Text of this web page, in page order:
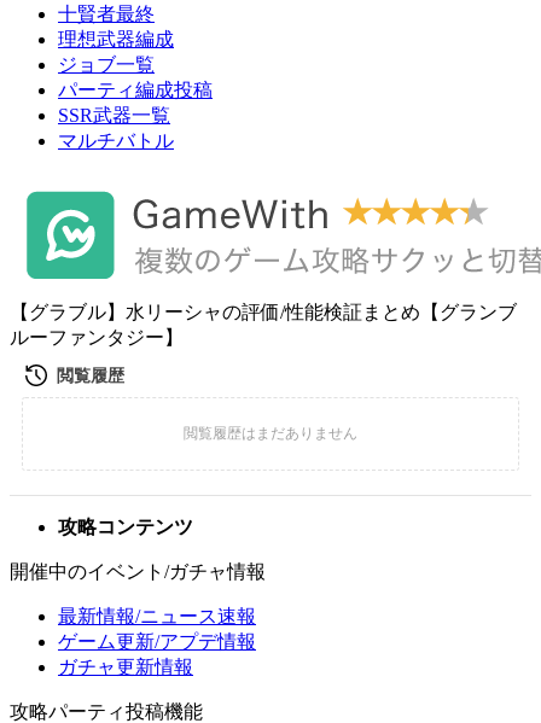
十賢者最終
理想武器編成
ジョブ一覧
パーティ編成投稿
SSR武器一覧
マルチバトル
【グラブル】水リーシャの評価/性能検証まとめ【グランブ
ルーファンタジー】
攻略コンテンツ
開催中のイベント/ガチャ情報
最新情報/ニュース速報
ゲーム更新/アプデ情報
ガチャ更新情報
攻略パーティ投稿機能